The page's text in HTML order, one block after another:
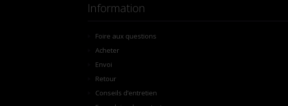
Information
Foire aux questions
Acheter
Envoi
Retour
Conseils d’entretien